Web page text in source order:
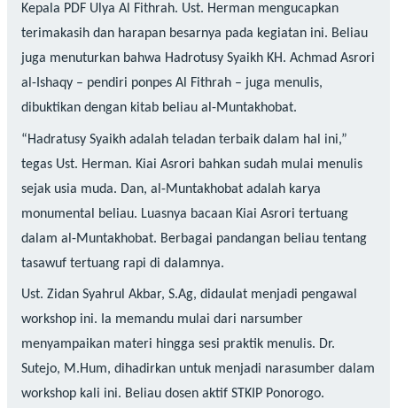
Kepala PDF Ulya Al Fithrah. Ust. Herman mengucapkan
terimakasih dan harapan besarnya pada kegiatan ini. Beliau
juga menuturkan bahwa Hadrotusy Syaikh KH. Achmad Asrori
al-Ishaqy – pendiri ponpes Al Fithrah – juga menulis,
dibuktikan dengan kitab beliau al-Muntakhobat.
“Hadratusy Syaikh adalah teladan terbaik dalam hal ini,”
tegas Ust. Herman. Kiai Asrori bahkan sudah mulai menulis
sejak usia muda. Dan, al-Muntakhobat adalah karya
monumental beliau. Luasnya bacaan Kiai Asrori tertuang
dalam al-Muntakhobat. Berbagai pandangan beliau tentang
tasawuf tertuang rapi di dalamnya.
Ust. Zidan Syahrul Akbar, S.Ag, didaulat menjadi pengawal
workshop ini. Ia memandu mulai dari narsumber
menyampaikan materi hingga sesi praktik menulis. Dr.
Sutejo, M.Hum, dihadirkan untuk menjadi narasumber dalam
workshop kali ini. Beliau dosen aktif STKIP Ponorogo.